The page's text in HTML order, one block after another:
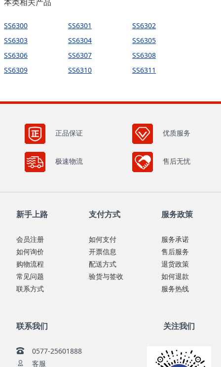
SS6300 SS6301
SS6302
SS6303
SS6304
SS6305
SS6306
SS6307
SS6308
SS6309
SS6310 SS6311
正品保证 优质服务
极速物流 售后无忧
新手上路
会员注册
如何询价
购物流程
常见问题
联系方式
支付方式
如何支付
开票信息
配送方式
验货与签收
服务政策
服务承诺
售后服务
退货政策
如何退款
服务热线
联系我们
0577-25601888
客服
关注我们